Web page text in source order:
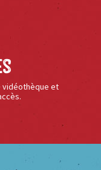
vidéothèque et